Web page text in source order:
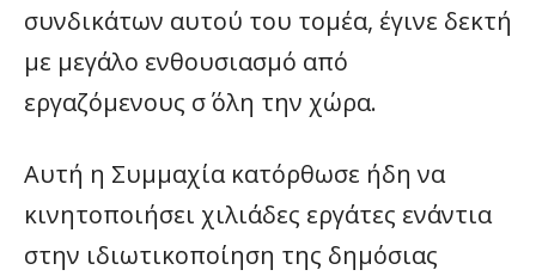
συνδικάτων αυτού του τομέα, έγινε δεκτή
με μεγάλο ενθουσιασμό από
εργαζόμενους σ΄ όλη την χώρα.
Αυτή η Συμμαχία κατόρθωσε ήδη να
κινητοποιήσει χιλιάδες εργάτες ενάντια
στην ιδιωτικοποίηση της δημόσιας